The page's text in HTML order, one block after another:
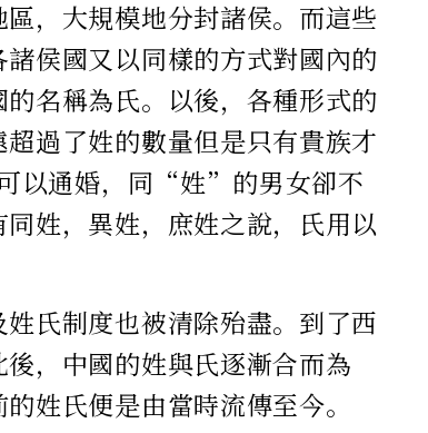
，大規模地分封諸侯。而這些
侯國又以同樣的方式對國內的
名稱為氏。以後，各種形式的
過了姓的數量但是只有貴族才
以通婚，同“姓”的男女卻不
姓，異姓，庶姓之說，氏用以
氏制度也被清除殆盡。到了西
，中國的姓與氏逐漸合而為
姓氏便是由當時流傳至今。